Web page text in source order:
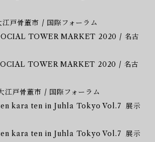
戸骨董市 / 国際フォーラム
TOWER MARKET 2020 / 名古
TOWER MARKET 2020 / 名古
戸骨董市 / 国際フォーラム
kara ten in Juhla Tokyo Vol.7 展示
kara ten in Juhla Tokyo Vol.7 展示